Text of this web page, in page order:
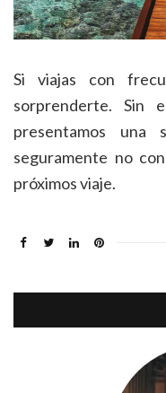
Si viajas con
sorprenderte. Sin
presentamos una
seguramente no
próximos viaje.